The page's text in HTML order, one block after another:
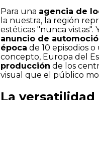
Para una agencia de
la nuestra, la región
estéticas "nunca
anuncio de
época de 10 episodios o
concepto, Europa del
producción de los
visual que el público
La versatilidad
Aceptar